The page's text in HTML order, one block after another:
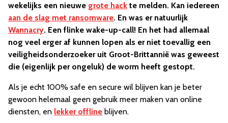
wekelijks een nieuwe grote hack te melden. Kan iedereen
aan de slag met ransomware. En was er natuurlijk
Wannacry. Een flinke wake-up-call! En het had allemaal
nog veel erger af kunnen lopen als er niet toevallig een
veiligheidsonderzoeker uit Groot-Brittannië was geweest
die (eigenlijk per ongeluk) de worm heeft gestopt.
Als je echt 100% safe en secure wil blijven kan je beter
gewoon helemaal geen gebruik meer maken van online
diensten, en lekker offline blijven.